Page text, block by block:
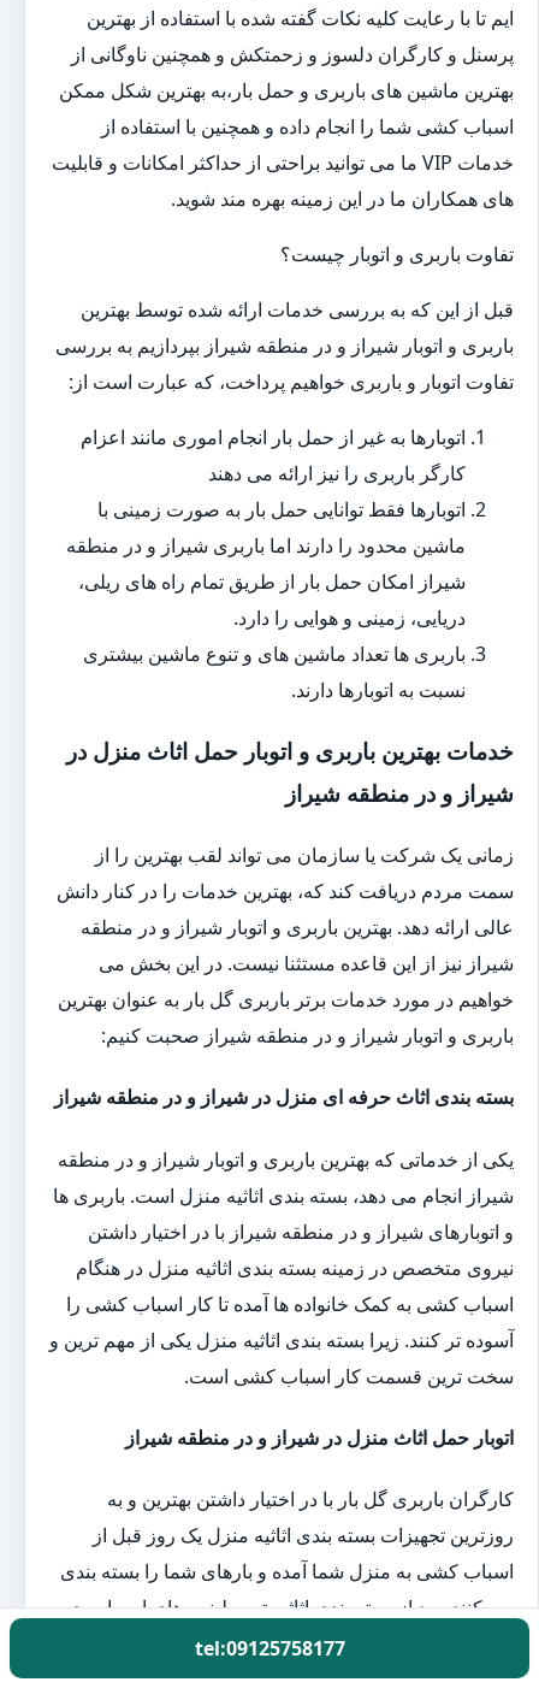
ایم تا با رعایت کلیه نکات گفته شده با استفاده از بهترین
پرسنل و کارگران دلسوز و زحمتکش و همچنین ناوگانی از
بهترین ماشین های باربری و حمل بار،به بهترین شکل ممکن
اسباب کشی شما را انجام داده و همچنین با استفاده از
خدمات VIP ما می توانید براحتی از حداکثر امکانات و قابلیت
های همکاران ما در این زمینه بهره مند شوید.
تفاوت باربری و اتوبار چیست؟
قبل از این که به بررسی خدمات ارائه شده توسط بهترین
باربری و اتوبار شیراز و در منطقه شیراز بپردازیم به بررسی
تفاوت اتوبار و باربری خواهیم پرداخت، که عبارت است از:
اتوبارها به غیر از حمل بار انجام اموری مانند اعزام
کارگر باربری را نیز ارائه می دهند
اتوبارها فقط توانایی حمل بار به صورت زمینی با
ماشین محدود را دارند اما باربری شیراز و در منطقه
شیراز امکان حمل بار از طریق تمام راه های ریلی،
دریایی، زمینی و هوایی را دارد.
باربری ها تعداد ماشین های و تنوع ماشین بیشتری
نسبت به اتوبارها دارند.
خدمات بهترین باربری و اتوبار حمل اثاث منزل در
شیراز و در منطقه شیراز
زمانی یک شرکت یا سازمان می تواند لقب بهترین را از
سمت مردم دریافت کند که، بهترین خدمات را در کنار دانش
عالی ارائه دهد. بهترین باربری و اتوبار شیراز و در منطقه
شیراز نیز از این قاعده مستثنا نیست. در این بخش می
خواهیم در مورد خدمات برتر باربری گل بار به عنوان بهترین
باربری و اتوبار شیراز و در منطقه شیراز صحبت کنیم:
بسته بندی اثاث حرفه ای منزل در شیراز و در منطقه شیراز
یکی از خدماتی که بهترین باربری و اتوبار شیراز و در منطقه
شیراز انجام می دهد، بسته بندی اثاثیه منزل است. باربری ها
و اتوبارهای شیراز و در منطقه شیراز با در اختیار داشتن
نیروی متخصص در زمینه بسته بندی اثاثیه منزل در هنگام
اسباب کشی به کمک خانواده ها آمده تا کار اسباب کشی را
آسوده تر کنند. زیرا بسته بندی اثاثیه منزل یکی از مهم ترین و
سخت ترین قسمت کار اسباب کشی است.
اتوبار حمل اثاث منزل در شیراز و در منطقه شیراز
کارگران باربری گل بار با در اختیار داشتن بهترین و به
روزترین تجهیزات بسته بندی اثاثیه منزل یک روز قبل از
اسباب کشی به منزل شما آمده و بارهای شما را بسته بندی
می کنند. بعد از بسته بندی اثاثیه توسط نیروهای این باربری،
شما می توانید مطمئن باشید که وسایل شما بدون آسیب به
مقصد خواهند رسید.
tel:09125758177